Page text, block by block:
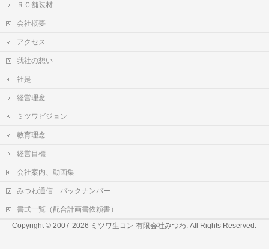
ＲＣ舗装材
会社概要
アクセス
我社の想い
社是
経営理念
ミツワビジョン
教育理念
経営目標
会社案内、動画集
みつわ通信 バックナンバー
書式一覧（配合計画書依頼書）
Copyright © 2007-2026 ミツワ生コン 有限会社みつわ. All Rights Reserved.